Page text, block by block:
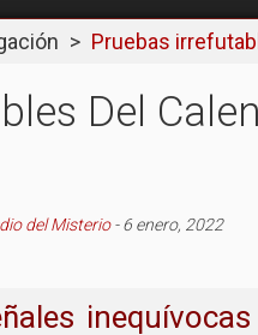
> Pruebas
Del
del Misterio-6 enero, 2022